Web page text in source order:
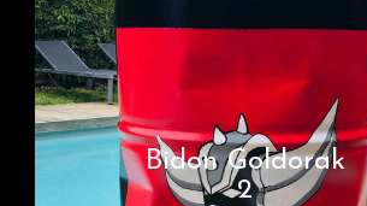
Bidon Goldorak
2